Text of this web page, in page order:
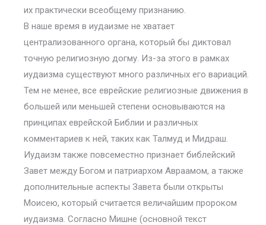
их практически всеобщему признанию.
В наше время в иудаизме не хватает
централизованного органа, который бы диктовал
точную религиозную догму. Из-за этого в рамках
иудаизма существуют много различных его вариаций.
Тем не менее, все еврейские религиозные движения в
большей или меньшей степени основываются на
принципах еврейской Библии и различных
комментариев к ней, таких как Талмуд и Мидраш.
Иудаизм также повсеместно признает библейский
Завет между Богом и патриархом Авраамом, а также
дополнительные аспекты Завета были открыты
Моисею, который считается величайшим пророком
иудаизма. Согласно Мишне (основной текст